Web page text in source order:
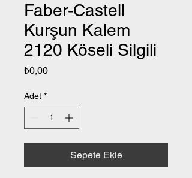
Faber-Castell
Kurşun Kalem
2120 Köseli Silgili
₺0,00Fiyat
Adet *
Sepete Ekle